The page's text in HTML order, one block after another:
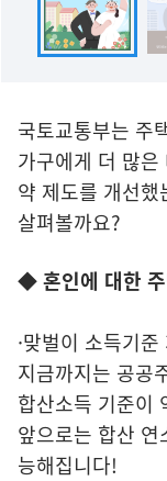
국토교통부는 주
가구에게 더 많
약 제도를 개선
살펴볼까요?
◆ 혼인에 대한
·맞벌이 소득기준
지금까지는 공공
합산소득 기준이
앞으로는 합산
능해집니다!